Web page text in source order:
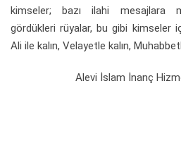
kimseler; bazı ilahi mesajlara
gördükleri rüyalar, bu gibi kimseler
Ali ile kalın, Velayetle kalın,
Alevi İslam İnanç